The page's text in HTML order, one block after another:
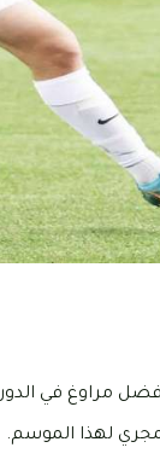
المجري بنسبة
لهذا الموسم.